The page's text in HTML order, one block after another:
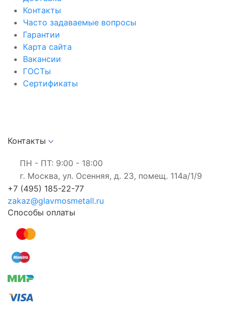
Контакты
Часто задаваемые вопросы
Гарантии
Карта сайта
Вакансии
ГОСТы
Сертификаты
Контакты
ПН - ПТ: 9:00 - 18:00
г. Москва, ул. Осенняя, д. 23, помещ. 114а/1/9
+7 (495) 185-22-77
zakaz@glavmosmetall.ru
Способы оплаты